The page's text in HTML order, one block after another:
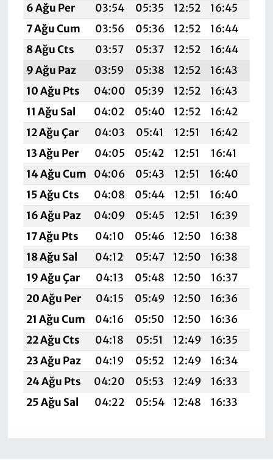
6 Ağu Per
03:54 05:35 12:52 16:45
7 Ağu Cum
03:56 05:36 12:52 16:44
8 Ağu Cts
03:57 05:37 12:52 16:44
9 Ağu Paz
03:59 05:38 12:52 16:43
10 Ağu Pts
04:00 05:39 12:52 16:43
11 Ağu Sal
04:02 05:40 12:52 16:42
12 Ağu Çar
04:03 05:41 12:51 16:42
13 Ağu Per
04:05 05:42 12:51 16:41
14 Ağu Cum
04:06 05:43 12:51 16:40
15 Ağu Cts
04:08 05:44 12:51 16:40
16 Ağu Paz
04:09 05:45 12:51 16:39
17 Ağu Pts
04:10 05:46 12:50 16:38
18 Ağu Sal
04:12 05:47 12:50 16:38
19 Ağu Çar
04:13 05:48 12:50 16:37
20 Ağu Per
04:15 05:49 12:50 16:36
21 Ağu Cum
04:16 05:50 12:50 16:36
22 Ağu Cts
04:18 05:51 12:49 16:35
23 Ağu Paz
04:19 05:52 12:49 16:34
24 Ağu Pts
04:20 05:53 12:49 16:33
25 Ağu Sal
04:22 05:54 12:48 16:33